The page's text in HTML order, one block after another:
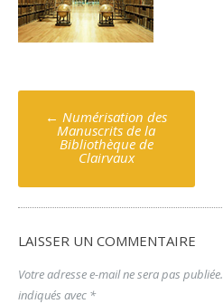
Poste
navigation
← Numérisation des
Manuscrits de la
Bibliothèque de
Clairvaux
LAISSER UN COMMENTAIRE
Votre adresse e-mail ne sera pas publiée.
indiqués avec *